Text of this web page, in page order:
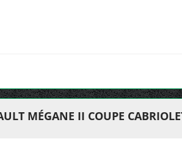
MÉGANE II COUPE